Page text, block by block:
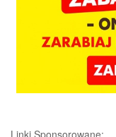
Linki Sponsorowane: